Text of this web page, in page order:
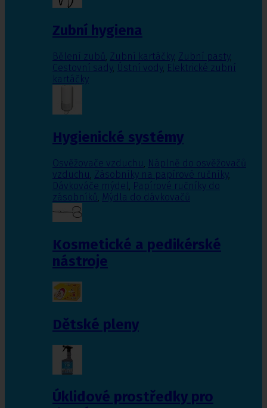
Zubní hygiena
Bělení zubů, Zubní kartáčky, Zubní pasty,
Cestovní sady, Ústní vody, Elektrické zubní
kartáčky
Hygienické systémy
Osvěžovače vzduchu, Náplně do osvěžovačů
vzduchu, Zásobníky na papírové ručníky,
Dávkováče mýdel, Papírové ručníky do
zásobníků, Mýdla do dávkovačů
Kosmetické a pedikérské
nástroje
Dětské pleny
Úklidové prostředky pro